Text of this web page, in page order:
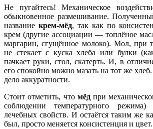
Не пугайтесь! Механическое
обыкновенное размешивание.
название крем-мёд, так как по
крем (другие ассоциации — топлёное
маргарин, сгущённое молоко). Мол, при
не стекает с куска хлеба или булки
пачкает руки, стол, скатерть. И, в
его спокойно можно мазать на тот же
дело аккуратности.
Стоит отметить, что мёдпри
соблюдении температурного
лечебных свойств. И остаётся таким же
был, просто меняется консистенция и цвет.